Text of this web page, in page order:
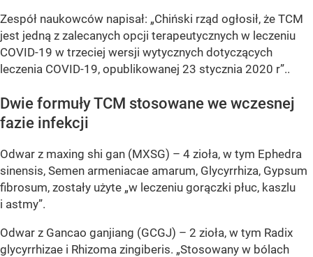
Zespół naukowców napisał: „Chiński rząd ogłosił, że TCM
jest jedną z zalecanych opcji terapeutycznych w leczeniu
COVID-19 w trzeciej wersji wytycznych dotyczących
leczenia COVID-19, opublikowanej 23 stycznia 2020 r”..
Dwie formuły TCM stosowane we wczesnej
fazie infekcji
Odwar z maxing shi gan (MXSG) – 4 zioła, w tym Ephedra
sinensis, Semen armeniacae amarum, Glycyrrhiza, Gypsum
fibrosum, zostały użyte „w leczeniu gorączki płuc, kaszlu
i astmy”.
Odwar z Gancao ganjiang (GCGJ) – 2 zioła, w tym Radix
glycyrrhizae i Rhizoma zingiberis. „Stosowany w bólach